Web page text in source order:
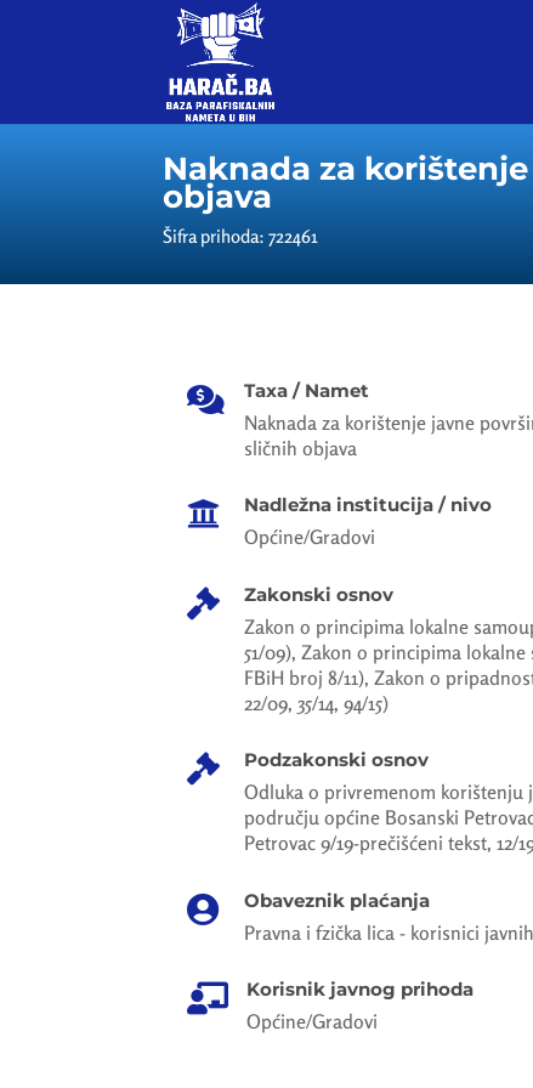
Naknada za
objava
Šifra prihoda: 722461
 Taxa / Namet
Naknada za korištenje javne
sličnih objava
 Nadležna institucija / nivo
Općine/Gradovi
 Zakonski osnov
Zakon o principima lokalne
51/09), Zakon o principima
FBiH broj 8/11), Zakon o
22/09, 35/14, 94/15)
 Podzakonski osnov
Odluka o privremenom korištenju
području općine Bosanski
Petrovac 9/19-prečišćeni tekst, 12/
 Obaveznik plaćanja
Pravna i fzička lica - korisnici
 Korisnik javnog prihoda
Općine/Gradovi